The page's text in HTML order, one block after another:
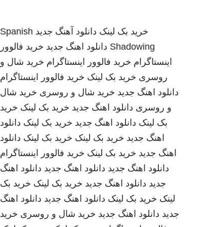
خرید بک لینک دانلود آهنگ جدید Spanish
Shadowing دانلود اهنگ جدید خرید فالوور
اینستاگرام خرید فالوور اینستاگرام خرید شال و
روسری خرید بک لینک خرید فالوور اینستاگرام
دانلود اهنگ جدید خرید شال و روسری خرید شال
و روسری دانلود اهنگ جدید خرید بک لینک خرید
بک لینک دانلود اهنگ جدید خرید بک لینک دانلود
اهنگ جدید خرید بک لینک خرید بک لینک دانلود
اهنگ جدید خرید بک لینک خرید فالوور اینستاگرام
دانلود اهنگ جدید دانلود اهنگ جدید دانلود اهنگ
جدید دانلود اهنگ جدید خرید بک لینک خرید بک
لینک خرید بک لینک دانلود اهنگ جدید دانلود اهنگ
جدید دانلود اهنگ جدید خرید شال و روسری خرید